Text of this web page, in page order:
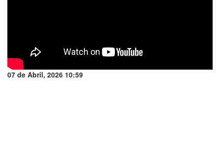
07 de Abril, 2026 10:59